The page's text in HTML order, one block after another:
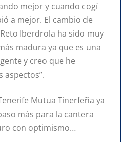
mejor y cuando cogí
a mejor. El cambio de
Iberdrola ha sido muy
madura ya que es una
y creo que he
aspectos”.
Mutua Tinerfeña ya
más para la cantera
con optimismo…